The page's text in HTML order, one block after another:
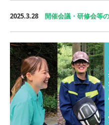
2025.3.28 開催会議・研修会等